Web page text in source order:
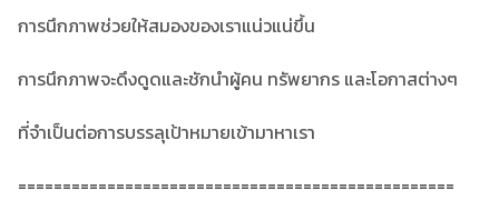
การนึกภาพช่วยให้สมองของเราแน่วแน่ขึ้น
การนึกภาพจะดึงดูดและชักนำผู้คน ทรัพยากร และโอกาสต่างๆ
ที่จำเป็นต่อการบรรลุเป้าหมายเข้ามาหาเรา
=================================================